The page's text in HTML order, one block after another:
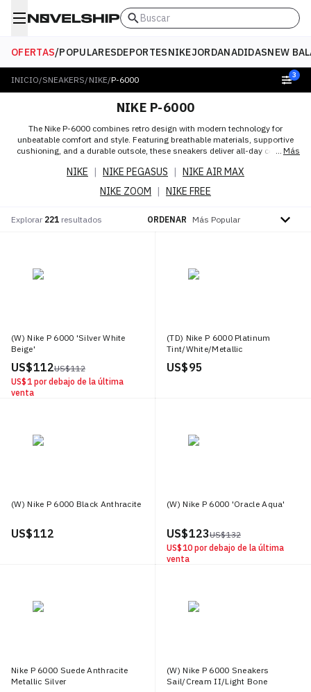
Buscar
OFERTAS/POPULARESDEPORTESNIKEJORDANADIDASNEW
INICIO/SNEAKERS/ NIKE/P-6000 3
NIKE P-6000
The Nike P-6000 combines retro design with modern technology for
unbeatable comfort and style. Featuring breathable materials, supportive
cushioning, and a durable outsole, these sneakers deliver all-day comfort
6000 offers style and performance in every step.
Más
NIKE | NIKE PEGASUS | NIKE AIR MAX
NIKE ZOOM
| NIKE FREE
Explorar 221 resultados ORDENAR Ordenar por
(W) Nike P 6000 'Silver White
Beige'
US$ 112US$ 112
US$ 1 por debajo de la última
venta
(TD) Nike P 6000 Platinum
Tint/White/Metallic
Silver/Platinum Tint
US$ 95
(W) Nike P 6000 Black Anthracite
US$ 112
(W) Nike P 6000 'Oracle Aqua'
US$ 123US$ 132
US$ 10 por debajo de la última
venta
Nike P 6000 Suede Anthracite
Metallic Silver
(W) Nike P 6000 Sneakers
Sail/Cream II/Light Bone